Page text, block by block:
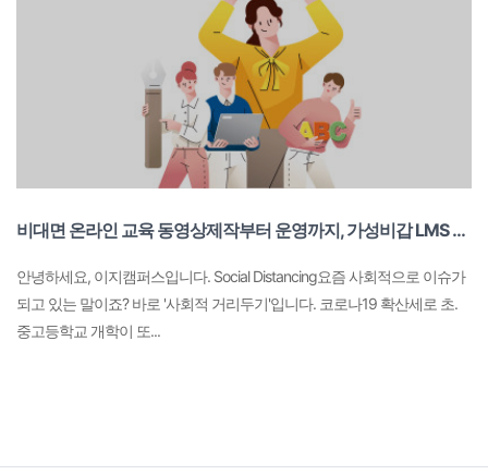
비대면 온라인 교육 동영상제작부터 운영까지, 가성비갑 LMS 통합솔루션 '이지캠퍼스' 프로모션 진행 중
안녕하세요, 이지캠퍼스입니다. Social Distancing요즘 사회적으로 이슈가
되고 있는 말이죠? 바로 '사회적 거리두기'입니다. 코로나19 확산세로 초.
중고등학교 개학이 또...